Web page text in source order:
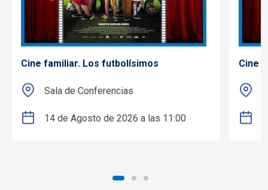
Cine familiar. Los futbolísimos
Sala de Conferencias
14 de Agosto de 2026 a las 11:00
Cine